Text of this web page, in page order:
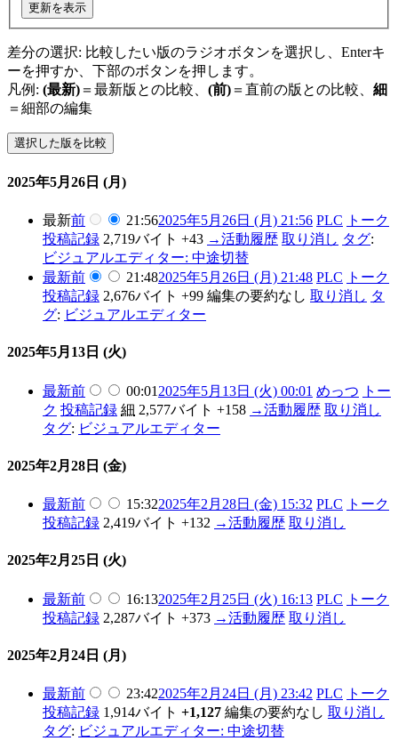
更新を表示
差分の選択: 比較したい版のラジオボタンを選択し、Enterキ
ーを押すか、下部のボタンを押します。
凡例: (最新) ＝最新版との比較、 (前) ＝直前の版との比較、 細
＝細部の編集
2025年5月26日 (月)
最新前 21:562025年5月26日 (月) 21:56 PLC
トーク
投稿記録 2,719バイト +43 →活動履歴 取り消し タグ:
ビジュアルエディター: 中途切替
最新前 21:482025年5月26日 (月) 21:48 PLC
トーク
投稿記録 2,676バイト +99 編集の要約なし 取り消し タ
グ: ビジュアルエディター
2025年5月13日 (火)
最新前 00:01 2025年5月13日 (火) 00:01 めっつ
トー
ク 投稿記録 細 2,577バイト +158 →活動履歴 取り消し
タグ: ビジュアルエディター
2025年2月28日 (金)
最新前 15:322025年2月28日 (金) 15:32 PLC
トーク
投稿記録 2,419バイト +132 →活動履歴 取り消し
2025年2月25日 (火)
最新前 16:132025年2月25日 (火) 16:13 PLC
トーク
投稿記録 2,287バイト +373 →活動履歴 取り消し
2025年2月24日 (月)
最新前 23:422025年2月24日 (月) 23:42 PLC
トーク
投稿記録 1,914バイト +1,127 編集の要約なし 取り消し
タグ: ビジュアルエディター: 中途切替